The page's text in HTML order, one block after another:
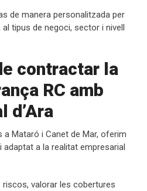
de manera personalitzada per
tipus de negoci, sector i nivell
contractar la
RC amb
d’Ara
Mataró i Canet de Mar, oferim
a la realitat empresarial
riscos, valorar les cobertures